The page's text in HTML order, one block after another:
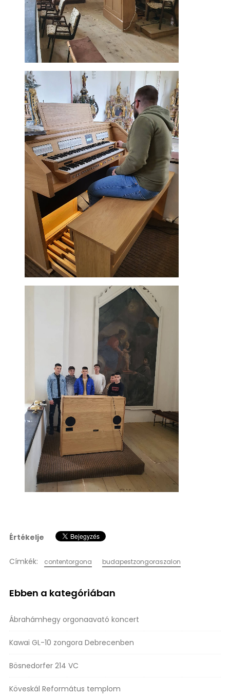
Értékelje
Címkék: contentorgona budapestzongoraszalon
Ebben a kategóriában
Ábrahámhegy orgonaavató koncert
Kawai GL-10 zongora Debrecenben
Bösnedorfer 214 VC
Köveskál Református templom